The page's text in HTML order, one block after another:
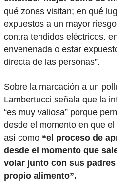
qué zonas visitan; en qué
expuestos a un mayor
contra tendidos eléctricos,
envenenada o estar
directa de las personas”.
Sobre la marcación a un
Lambertucci señala que la
“es muy valiosa” porque
desde el momento en que
así como “el proceso de
desde el momento que
volar junto con sus
propio alimento”.